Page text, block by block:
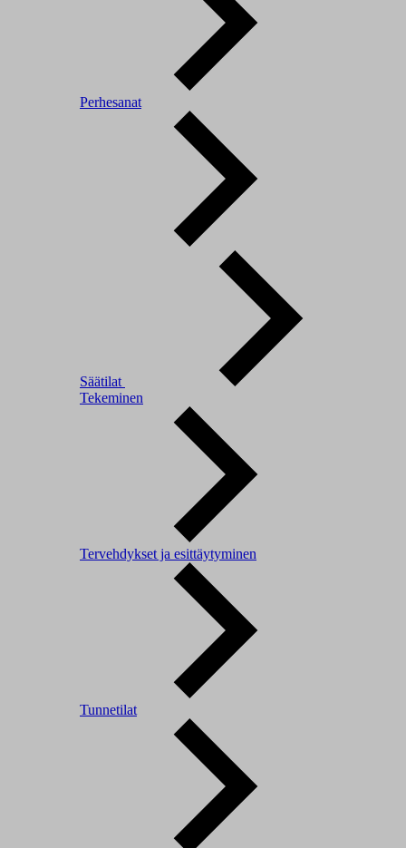
Perhesanat
Säätilat
Tekeminen
Tervehdykset ja esittäytyminen
Tunnetilat